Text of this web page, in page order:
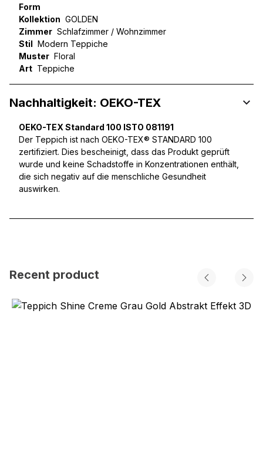
Form
Kollektion GOLDEN
Zimmer Schlafzimmer / Wohnzimmer
Stil Modern Teppiche
Muster Floral
Art Teppiche
Nachhaltigkeit: OEKO-TEX
OEKO-TEX Standard 100 ISTO 081191
Der Teppich ist nach OEKO-TEX® STANDARD 100
zertifiziert. Dies bescheinigt, dass das Produkt geprüft
wurde und keine Schadstoffe in Konzentrationen enthält,
die sich negativ auf die menschliche Gesundheit
auswirken.
Recent product